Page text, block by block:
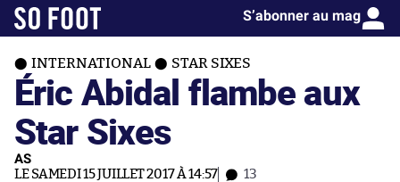
S’abonner au mag
INTERNATIONAL STAR SIXES
Éric Abidal flambe aux
Star Sixes
AS
LE SAMEDI 15 JUILLET 2017 À 14:57 13